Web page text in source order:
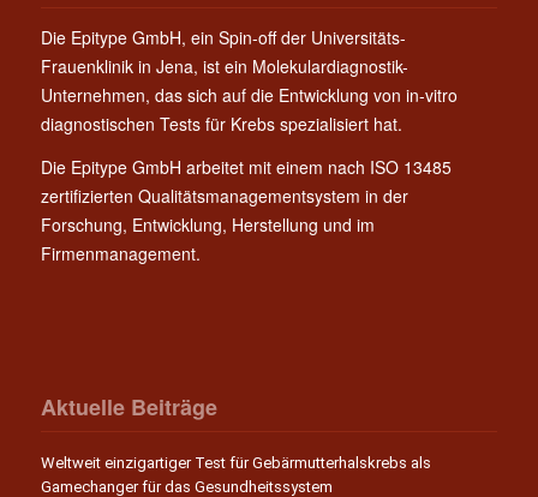
Die Epitype GmbH, ein Spin-off der Universitäts-
Frauenklinik in Jena, ist ein Molekulardiagnostik-
Unternehmen, das sich auf die Entwicklung von in-vitro
diagnostischen Tests für Krebs spezialisiert hat.
Die Epitype GmbH arbeitet mit einem nach ISO 13485
zertifizierten Qualitätsmanagementsystem in der
Forschung, Entwicklung, Herstellung und im
Firmenmanagement.
Aktuelle Beiträge
Weltweit einzigartiger Test für Gebärmutterhalskrebs als
Gamechanger für das Gesundheitssystem